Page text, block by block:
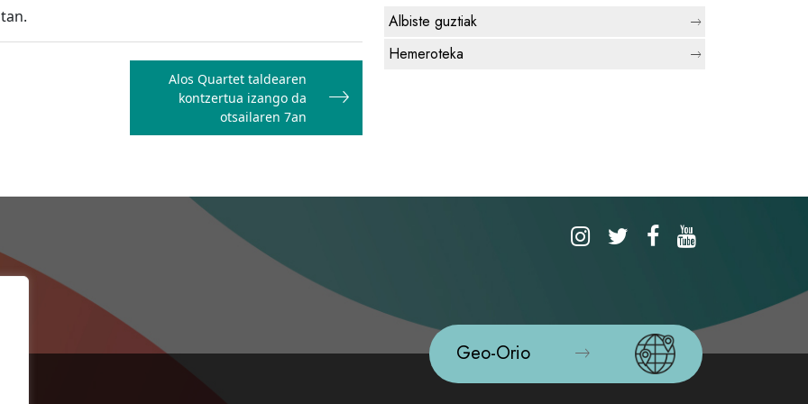
Alos Quartet taldearen
kontzertua izango da
otsailaren 7an
Albiste guztiak
Hemeroteka
Geo-Orio